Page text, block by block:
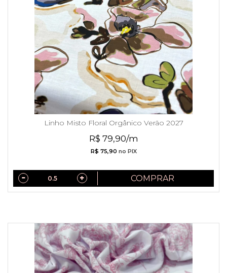
Linho Misto Floral Orgânico Verão 2027
R$ 79,90/m
R$ 75,90 no PIX
COMPRAR